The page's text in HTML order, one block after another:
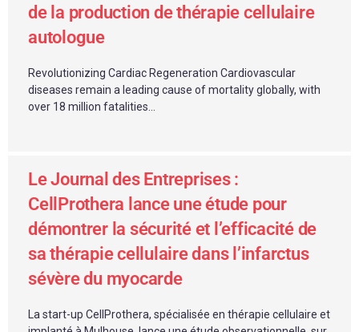
de la production de thérapie cellulaire
autologue
Revolutionizing Cardiac Regeneration Cardiovascular
diseases remain a leading cause of mortality globally, with
over 18 million fatalities...
Le Journal des Entreprises :
CellProthera lance une étude pour
démontrer la sécurité et l’efficacité de
sa thérapie cellulaire dans l’infarctus
sévère du myocarde
La start-up CellProthera, spécialisée en thérapie cellulaire et